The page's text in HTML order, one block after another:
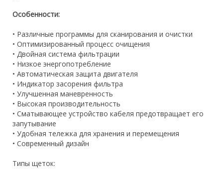
Особенности:
• Различные программы для сканирования и очистки
• Оптимизированный процесс очищения
• Двойная система фильтрации
• Низкое энергопотребление
• Автоматическая защита двигателя
• Индикатор засорения фильтра
• Улучшенная маневренность
• Высокая производительность
• Сматывающее устройство кабеля предотвращает его
запутывание
• Удобная тележка для хранения и перемещения
• Современный дизайн
Типы щеток: